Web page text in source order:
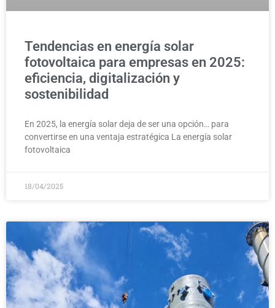
Tendencias en energía solar
fotovoltaica para empresas en 2025:
eficiencia, digitalización y
sostenibilidad
En 2025, la energía solar deja de ser una opción… para
convertirse en una ventaja estratégica La energía solar
fotovoltaica
18/04/2025